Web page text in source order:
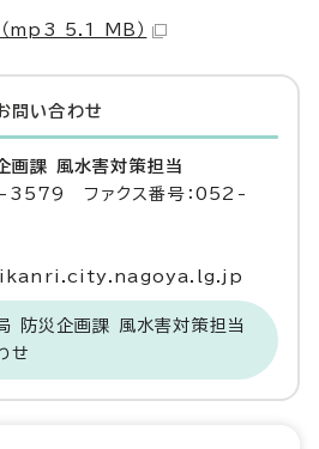
mp3 5.1 MB）
問い合わせ
画課 風水害対策担当
3579 ファクス番号：052-
防災企画課 風水害対策担当
せ